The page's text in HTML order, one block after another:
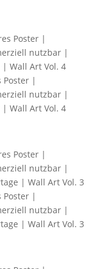
Poster |
nutzbar |
Wall Art Vol. 4
Poster |
nutzbar |
| Wall Art Vol. 3